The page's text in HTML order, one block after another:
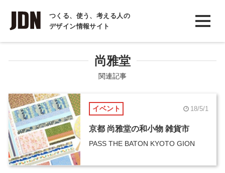
つくる、使う、考える人の
デザイン情報サイト
INTERVIEW
インタビュー
COLUMN
コラム
尚雅堂
関連記事
イベント 18/5/1
京都 尚雅堂の和小物 雑貨市
PASS THE BATON KYOTO GION